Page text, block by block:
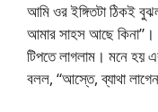
আমি ওর ইঙ্গিতটা ঠিকই
আমার সাহস আছে
টিপতে লাগলাম। মনে হয়
বলল, “আস্তে, ব্যাথা